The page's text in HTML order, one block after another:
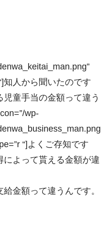
知人から聞いたのです
童手当の金額って違う
wp-
“]よくご存知です
によって貰える金額が違
金額って違うんです。